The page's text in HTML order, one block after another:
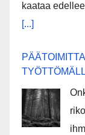
kaataa
[...]